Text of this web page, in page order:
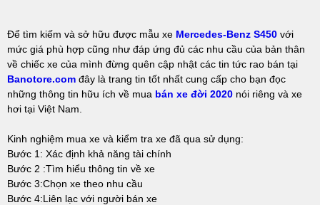
Để tìm kiếm và sở hữu được mẫu xe Mercedes-Benz S450 với
mức giá phù hợp cũng như đáp ứng đủ các nhu cầu của bản thân
về chiếc xe của mình đừng quên cập nhật các tin tức rao bán tại
Banotore.com đây là trang tin tốt nhất cung cấp cho bạn đọc
những thông tin hữu ích về mua bán xe đời 2020 nói riêng và xe
hơi tại Việt Nam.
Kinh nghiệm mua xe và kiểm tra xe đã qua sử dụng:
Bước 1: Xác định khả năng tài chính
Bước 2 :Tìm hiểu thông tin về xe
Bước 3:Chọn xe theo nhu cầu
Bước 4:Liên lạc với người bán xe